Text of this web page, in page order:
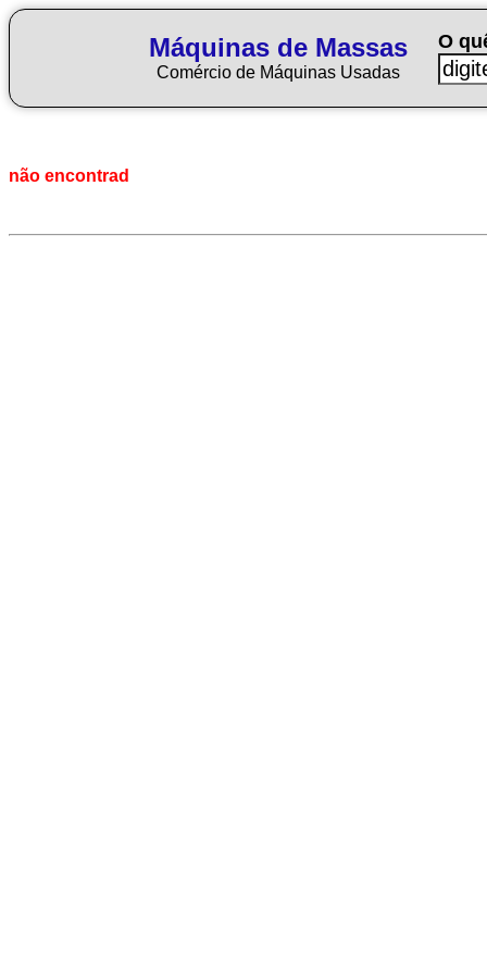
Máquinas de Massas
Comércio de Máquinas Usadas
O
não encontrad